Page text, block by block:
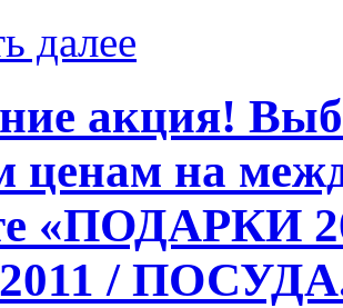
далее
акция!
ценам на
«ПОДАРКИ
2011 /